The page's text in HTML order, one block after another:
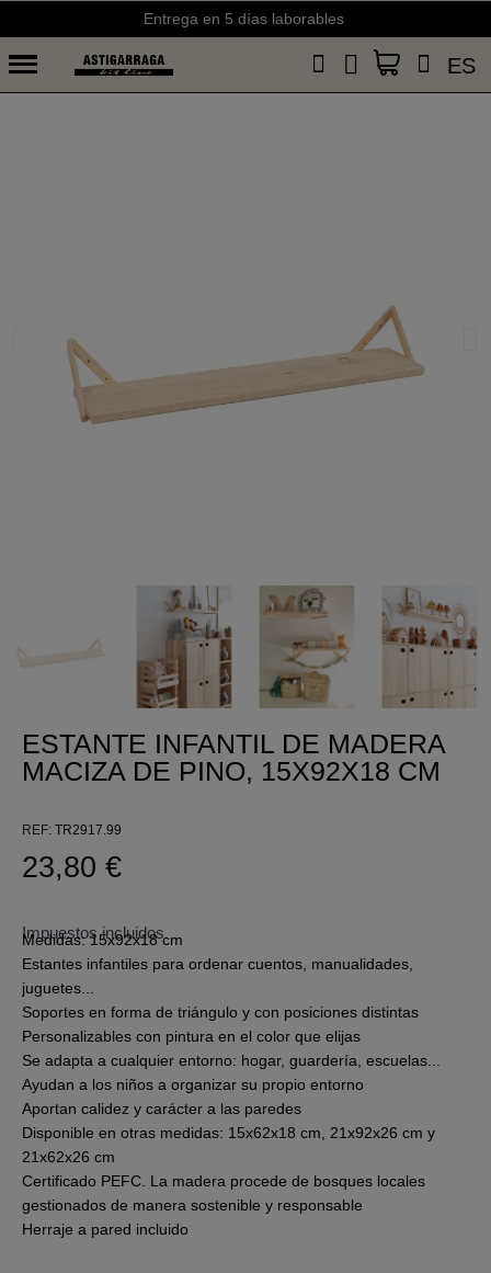
Entrega en 5 días laborables
ES
ESTANTE INFANTIL DE MADERA
MACIZA DE PINO, 15X92X18 CM
REF TR2917.99
23,80 €
Impuestos incluidos
Medidas: 15x92x18 cm
Estantes infantiles para ordenar cuentos, manualidades,
juguetes...
Soportes en forma de triángulo y con posiciones distintas
Personalizables con pintura en el color que elijas
Se adapta a cualquier entorno: hogar, guardería, escuelas...
Ayudan a los niños a organizar su propio entorno
Aportan calidez y carácter a las paredes
Disponible en otras medidas: 15x62x18 cm, 21x92x26 cm y
21x62x26 cm
Certificado PEFC. La madera procede de bosques locales
gestionados de manera sostenible y responsable
Herraje a pared incluido